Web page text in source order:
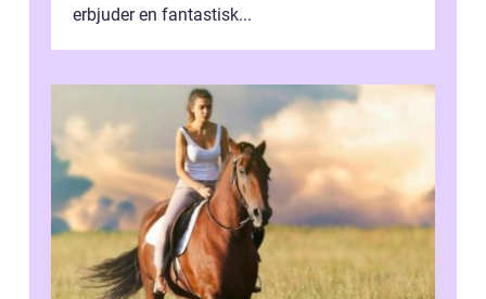
erbjuder en fantastisk...